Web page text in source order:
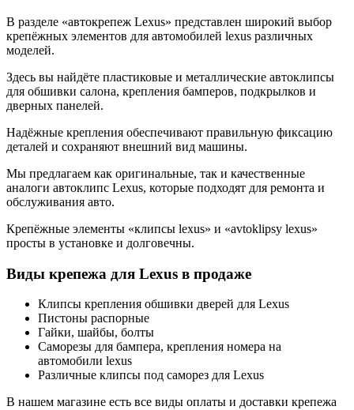
В разделе «автокрепеж Lexus» представлен широкий выбор
крепёжных элементов для автомобилей lexus различных
моделей.
Здесь вы найдёте пластиковые и металлические автоклипсы
для обшивки салона, крепления бамперов, подкрылков и
дверных панелей.
Надёжные крепления обеспечивают правильную фиксацию
деталей и сохраняют внешний вид машины.
Мы предлагаем как оригинальные, так и качественные
аналоги автоклипс Lexus, которые подходят для ремонта и
обслуживания авто.
Крепёжные элементы «клипсы lexus» и «avtoklipsy lexus»
просты в установке и долговечны.
Виды крепежа для Lexus в продаже
Клипсы крепления обшивки дверей для Lexus
Пистоны распорные
Гайки, шайбы, болты
Саморезы для бампера, крепления номера на
автомобили lexus
Различные клипсы под саморез для Lexus
В нашем магазине есть все виды оплаты и доставки крепежа